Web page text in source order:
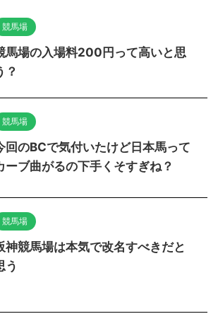
競馬場
馬場の入場料200円って高いと思
？
競馬場
回のBCで気付いたけど日本馬って
ーブ曲がるの下手くそすぎね？
競馬場
神競馬場は本気で改名すべきだと
う